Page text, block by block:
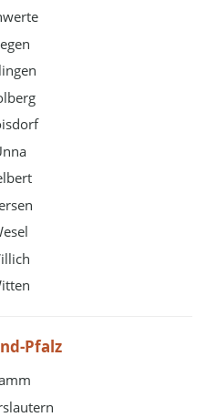
Pfalz